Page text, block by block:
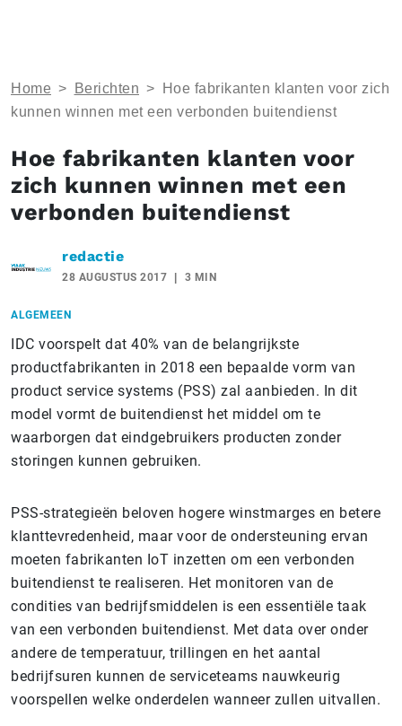
Home > Berichten >
Hoe fabrikanten klanten voor zich
kunnen winnen met een verbonden buitendienst
Hoe fabrikanten klanten voor
zich kunnen winnen met een
verbonden buitendienst
redactie
28 AUGUSTUS 2017 3 MIN
ALGEMEEN
IDC voorspelt dat 40% van de belangrijkste
productfabrikanten in 2018 een bepaalde vorm van
product service systems (PSS) zal aanbieden. In dit
model vormt de buitendienst het middel om te
waarborgen dat eindgebruikers producten zonder
storingen kunnen gebruiken.
PSS-strategieën beloven hogere winstmarges en betere
klanttevredenheid, maar voor de ondersteuning ervan
moeten fabrikanten IoT inzetten om een verbonden
buitendienst te realiseren. Het monitoren van de
condities van bedrijfsmiddelen is een essentiële taak
van een verbonden buitendienst. Met data over onder
andere de temperatuur, trillingen en het aantal
bedrijfsuren kunnen de serviceteams nauwkeurig
voorspellen welke onderdelen wanneer zullen uitvallen.